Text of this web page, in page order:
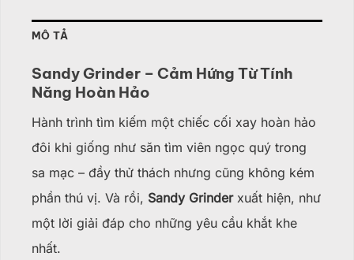
MÔ TẢ
Sandy Grinder – Cảm Hứng Từ Tính
Năng Hoàn Hảo
Hành trình tìm kiếm một chiếc cối xay hoàn hảo
đôi khi giống như săn tìm viên ngọc quý trong
sa mạc – đầy thử thách nhưng cũng không kém
phần thú vị. Và rồi, Sandy Grinderxuất hiện, như
một lời giải đáp cho những yêu cầu khắt khe
nhất.